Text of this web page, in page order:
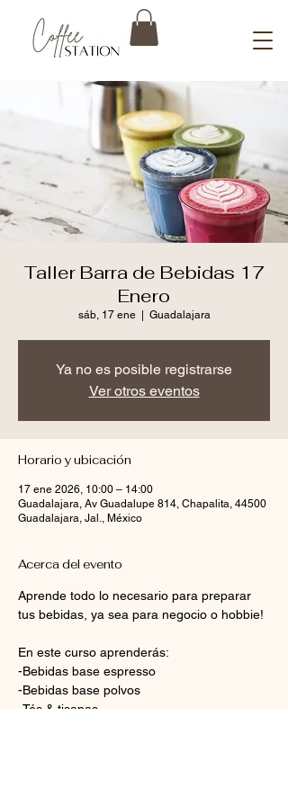
Taller Barra de Bebidas 17
Enero
sáb, 17 ene
  |
Guadalajara
Ya no es posible registrarse
Ver otros eventos
Horario y ubicación
17 ene 2026, 10:00 – 14:00
Guadalajara, Av Guadalupe 814, Chapalita, 44500
Guadalajara, Jal., México
Acerca del evento
Aprende todo lo necesario para preparar
tus bebidas, ya sea para negocio o hobbie!
En este curso aprenderás:
-Bebidas base espresso
-Bebidas base polvos
-Tés & tisanas